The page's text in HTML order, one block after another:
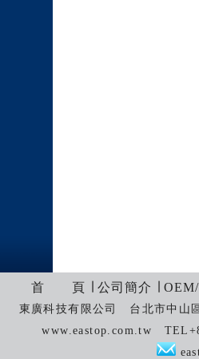
首 頁 公司簡介
東廣科技有限公司 台北市中山
www.eastop.com.tw